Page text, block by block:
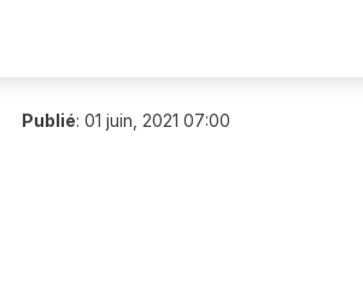
Publié: 01 juin, 2021 07:00